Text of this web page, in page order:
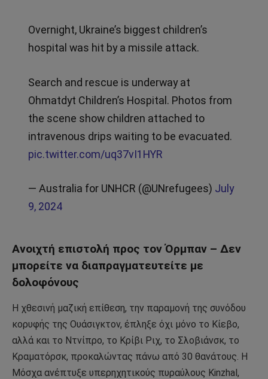
Overnight, Ukraine’s biggest children’s
hospital was hit by a missile attack.
Search and rescue is underway at
Ohmatdyt Children’s Hospital. Photos from
the scene show children attached to
intravenous drips waiting to be evacuated.
pic.twitter.com/uq37vI1HYR
— Australia for UNHCR (@UNrefugees) July
9, 2024
Ανοιχτή επιστολή προς τον Όρμπαν – Δεν
μπορείτε να διαπραγματευτείτε με
δολοφόνους
Η χθεσινή μαζική επίθεση, την παραμονή της συνόδου
κορυφής της Ουάσιγκτον, έπληξε όχι μόνο το Κίεβο,
αλλά και το Ντνίπρο, το Κρίβι Ριχ, το Σλοβιάνσκ, το
Κραματόρσκ, προκαλώντας πάνω από 30 θανάτους. Η
Μόσχα ανέπτυξε υπερηχητικούς πυραύλους Kinzhal,